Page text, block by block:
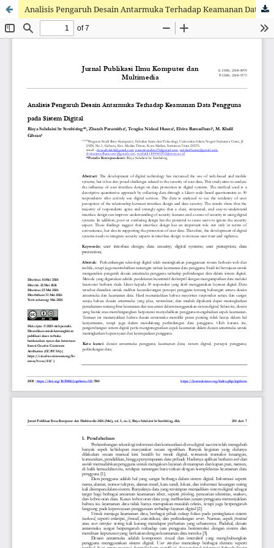
Analisis Pengaruh Desain Antarmuka Terhadap Keamanan Data Pengguna Pada Sistem Digital